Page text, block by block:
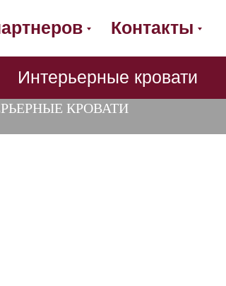
Контакты
Интерьерные кровати
КРОВАТИ